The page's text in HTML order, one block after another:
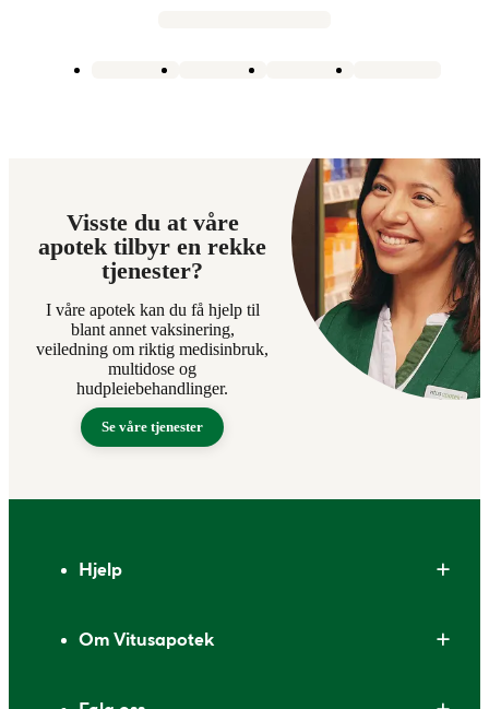
Visste du at våre
apotek tilbyr en rekke
tjenester?
I våre apotek kan du få hjelp til
blant annet vaksinering,
veiledning om riktig medisinbruk,
multidose og
hudpleiebehandlinger.
Se våre tjenester
Hjelp
Om Vitusapotek